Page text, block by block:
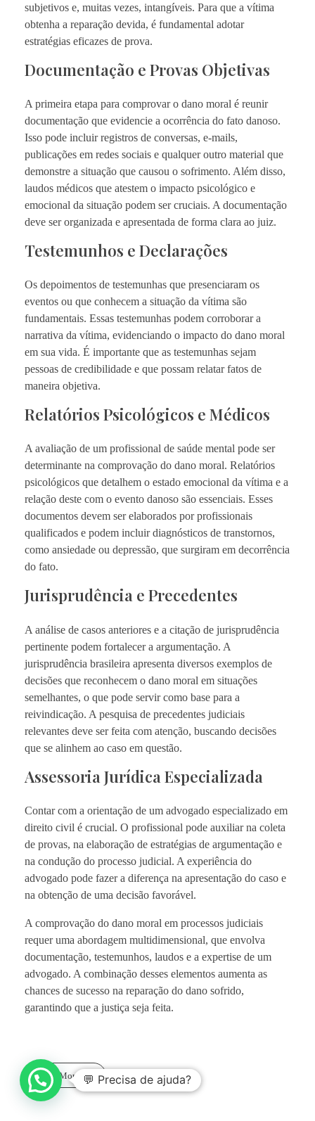
subjetivos e, muitas vezes, intangíveis. Para que a vítima
obtenha a reparação devida, é fundamental adotar
estratégias eficazes de prova.
Documentação e Provas Objetivas
A primeira etapa para comprovar o dano moral é reunir
documentação que evidencie a ocorrência do fato danoso.
Isso pode incluir registros de conversas, e-mails,
publicações em redes sociais e qualquer outro material que
demonstre a situação que causou o sofrimento. Além disso,
laudos médicos que atestem o impacto psicológico e
emocional da situação podem ser cruciais. A documentação
deve ser organizada e apresentada de forma clara ao juiz.
Testemunhos e Declarações
Os depoimentos de testemunhas que presenciaram os
eventos ou que conhecem a situação da vítima são
fundamentais. Essas testemunhas podem corroborar a
narrativa da vítima, evidenciando o impacto do dano moral
em sua vida. É importante que as testemunhas sejam
pessoas de credibilidade e que possam relatar fatos de
maneira objetiva.
Relatórios Psicológicos e Médicos
A avaliação de um profissional de saúde mental pode ser
determinante na comprovação do dano moral. Relatórios
psicológicos que detalhem o estado emocional da vítima e a
relação deste com o evento danoso são essenciais. Esses
documentos devem ser elaborados por profissionais
qualificados e podem incluir diagnósticos de transtornos,
como ansiedade ou depressão, que surgiram em decorrência
do fato.
Jurisprudência e Precedentes
A análise de casos anteriores e a citação de jurisprudência
pertinente podem fortalecer a argumentação. A
jurisprudência brasileira apresenta diversos exemplos de
decisões que reconhecem o dano moral em situações
semelhantes, o que pode servir como base para a
reivindicação. A pesquisa de precedentes judiciais
relevantes deve ser feita com atenção, buscando decisões
que se alinhem ao caso em questão.
Assessoria Jurídica Especializada
Contar com a orientação de um advogado especializado em
direito civil é crucial. O profissional pode auxiliar na coleta
de provas, na elaboração de estratégias de argumentação e
na condução do processo judicial. A experiência do
advogado pode fazer a diferença na apresentação do caso e
na obtenção de uma decisão favorável.
A comprovação do dano moral em processos judiciais
requer uma abordagem multidimensional, que envolva
documentação, testemunhos, laudos e a expertise de um
advogado. A combinação desses elementos aumenta as
chances de sucesso na reparação do dano sofrido,
garantindo que a justiça seja feita.
Read More 💬 Precisa de ajuda?